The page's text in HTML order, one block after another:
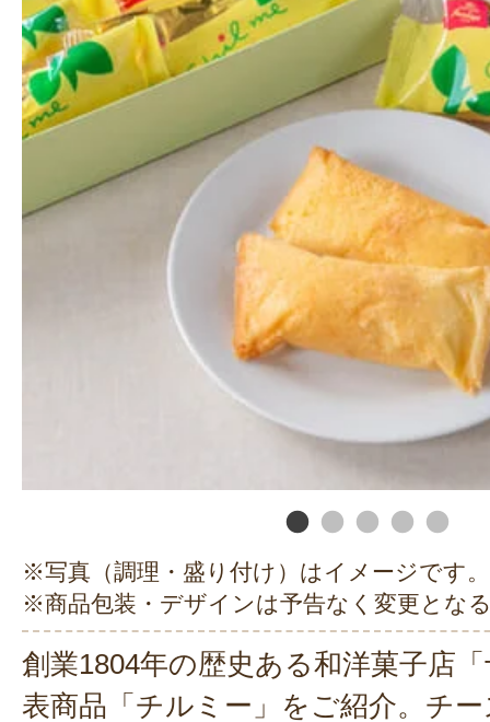
※写真（調理・盛り付け）はイメージです。
※商品包装・デザインは予告なく変更とな
創業1804年の歴史ある和洋菓子店
表商品「チルミー」をご紹介。チ